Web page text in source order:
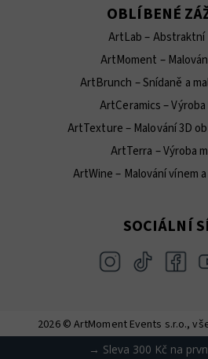
OBLÍBENÉ
ArtLab –
ArtMoment –
ArtBrunch – Snídaně a
ArtCeramics –
ArtTexture – Malování 3D
ArtTerra – Výroba
ArtWine – Malování vínem
SOCIÁLNÍ
2026 © ArtMoment Events s.r.o.,
Vytvořil
→ Sleva 300 Kč na